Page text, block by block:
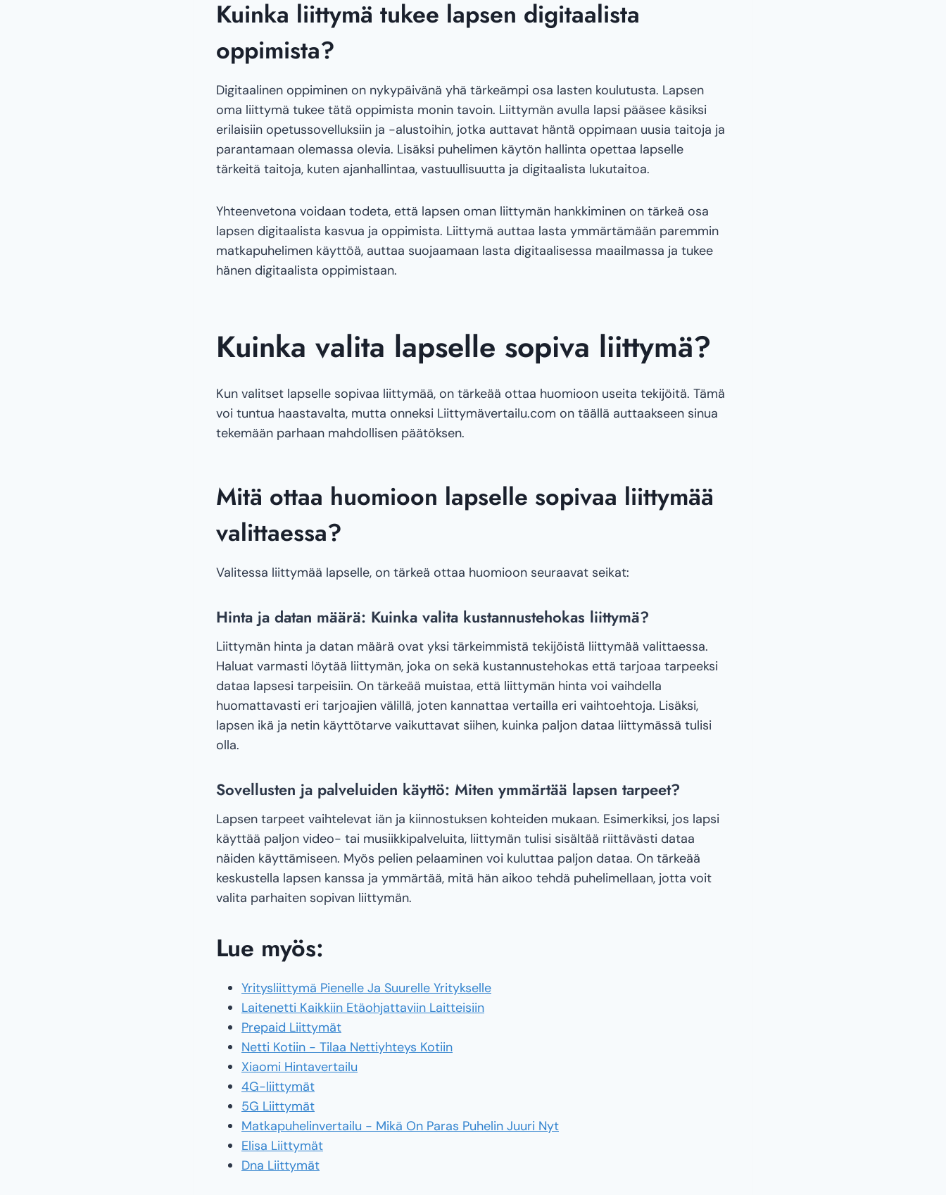
Kuinka liittymä tukee lapsen digitaalista
oppimista?
Digitaalinen oppiminen on nykypäivänä yhä tärkeämpi osa lasten koulutusta. Lapsen
oma liittymä tukee tätä oppimista monin tavoin. Liittymän avulla lapsi pääsee käsiksi
erilaisiin opetussovelluksiin ja -alustoihin, jotka auttavat häntä oppimaan uusia taitoja ja
parantamaan olemassa olevia. Lisäksi puhelimen käytön hallinta opettaa lapselle
tärkeitä taitoja, kuten ajanhallintaa, vastuullisuutta ja digitaalista lukutaitoa.
Yhteenvetona voidaan todeta, että lapsen oman liittymän hankkiminen on tärkeä osa
lapsen digitaalista kasvua ja oppimista. Liittymä auttaa lasta ymmärtämään paremmin
matkapuhelimen käyttöä, auttaa suojaamaan lasta digitaalisessa maailmassa ja tukee
hänen digitaalista oppimistaan.
Kuinka valita lapselle sopiva liittymä?
Kun valitset lapselle sopivaa liittymää, on tärkeää ottaa huomioon useita tekijöitä. Tämä
voi tuntua haastavalta, mutta onneksi Liittymävertailu.com on täällä auttaakseen sinua
tekemään parhaan mahdollisen päätöksen.
Mitä ottaa huomioon lapselle sopivaa liittymää
valittaessa?
Valitessa liittymää lapselle, on tärkeä ottaa huomioon seuraavat seikat:
Hinta ja datan määrä: Kuinka valita kustannustehokas liittymä?
Liittymän hinta ja datan määrä ovat yksi tärkeimmistä tekijöistä liittymää valittaessa.
Haluat varmasti löytää liittymän, joka on sekä kustannustehokas että tarjoaa tarpeeksi
dataa lapsesi tarpeisiin. On tärkeää muistaa, että liittymän hinta voi vaihdella
huomattavasti eri tarjoajien välillä, joten kannattaa vertailla eri vaihtoehtoja. Lisäksi,
lapsen ikä ja netin käyttötarve vaikuttavat siihen, kuinka paljon dataa liittymässä tulisi
olla.
Sovellusten ja palveluiden käyttö: Miten ymmärtää lapsen tarpeet?
Lapsen tarpeet vaihtelevat iän ja kiinnostuksen kohteiden mukaan. Esimerkiksi, jos lapsi
käyttää paljon video- tai musiikkipalveluita, liittymän tulisi sisältää riittävästi dataa
näiden käyttämiseen. Myös pelien pelaaminen voi kuluttaa paljon dataa. On tärkeää
keskustella lapsen kanssa ja ymmärtää, mitä hän aikoo tehdä puhelimellaan, jotta voit
valita parhaiten sopivan liittymän.
Lue myös:
Yritysliittymä Pienelle Ja Suurelle Yritykselle
Laitenetti Kaikkiin Etäohjattaviin Laitteisiin
Prepaid Liittymät
Netti Kotiin - Tilaa Nettiyhteys Kotiin
Xiaomi Hintavertailu
4G-liittymät
5G Liittymät
Matkapuhelinvertailu - Mikä On Paras Puhelin Juuri Nyt
Elisa Liittymät
Dna Liittymät